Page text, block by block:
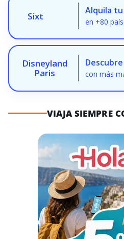
Sixt Alquila
en +80
Disneyland
Paris
con más
VIAJA SIEMPRE